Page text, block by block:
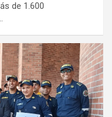
de 1.600